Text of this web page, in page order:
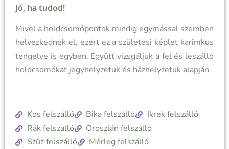
Jó, ha tudod!
Mivel a holdcsomópontok mindig egymással szemben
helyezkednek el, ezért ez a születési képlet karimkus
tengelye is egyben. Együtt vizsgáljuk a fel és leszálló
holdcsomókat jegyhelyzetük és házhelyzetük alapján.
Kos felszálló Bika felszálló
Ikrek felszálló
Rák felszálló
Oroszlán felszálló
Szűz felszálló
Mérleg felszálló